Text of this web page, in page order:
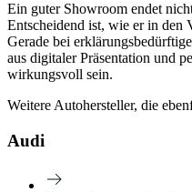
Ein guter Showroom endet
Entscheidend ist, wie er in den
Gerade bei
aus digitaler Präsentation und
wirkungsvoll sein.
Weitere Autohersteller, die
Audi